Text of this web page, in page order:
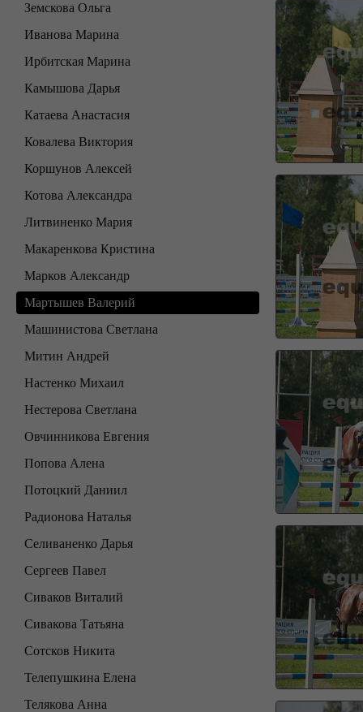
Земскова Ольга
Иванова Марина
Ирбитская Марина
Камышова Дарья
Катаева Анастасия
Ковалева Виктория
Коршунов Алексей
Котова Александра
Литвиненко Мария
Макаренкова Кристина
Марков Александр
Мартышев Валерий
Машинистова Светлана
Митин Андрей
Настенко Михаил
Нестерова Светлана
Овчинникова Евгения
Попова Алена
Потоцкий Даниил
Радионова Наталья
Селиваненко Дарья
Сергеев Павел
Сиваков Виталий
Сивакова Татьяна
Сотсков Никита
Телепушкина Елена
Телякова Анна